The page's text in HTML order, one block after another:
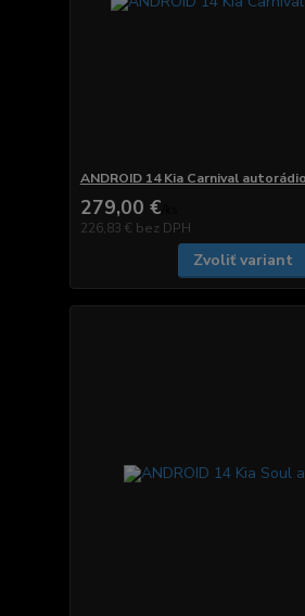
ANDROID 14 Kia Carnival autorádio
279,00 €
226,83 € bez DPH
Zvoliť variant